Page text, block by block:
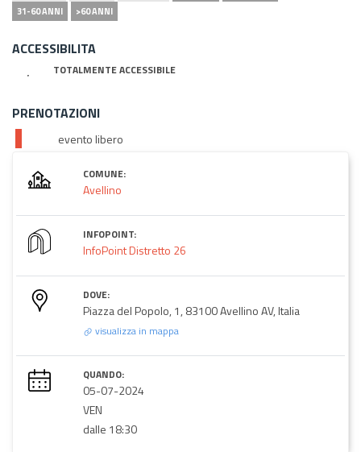
31-60 ANNI >60 ANNI
ACCESSIBILITA
TOTALMENTE ACCESSIBILE
PRENOTAZIONI
evento libero
COMUNE:
Avellino
INFOPOINT:
InfoPoint Distretto 26
DOVE:
Piazza del Popolo, 1, 83100 Avellino AV, Italia
visualizza in mappa
QUANDO:
05-07-2024
VEN
dalle 18:30